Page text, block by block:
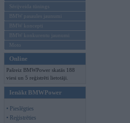
Sērijveida tūnings
BMW pasaules jaunumi
BMW koncepti
BMW konkurentu jaunumi
Moto
Online
Pašreiz BMWPower skatās 188
viesi un 5 reģistrēti lietotāji.
Ienākt BMWPower
• Pieslēgties
• Reģistrēties